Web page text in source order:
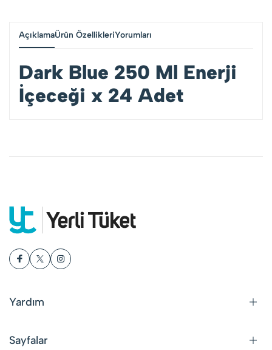
AçıklamaÜrün ÖzellikleriYorumları
Dark Blue 250 Ml Enerji
İçeceği x 24 Adet
Yardım
Sayfalar